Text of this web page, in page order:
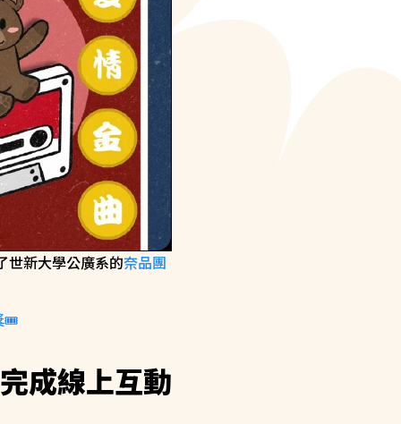
世新大學公廣系的奈品團
🎟️
成線上互動